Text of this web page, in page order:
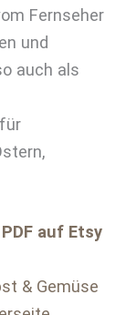
Fernseher
und
auch als
auf Etsy